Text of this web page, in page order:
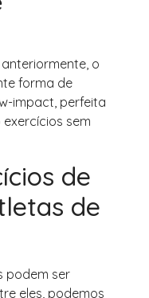
o
forma de
impact, perfeita
sem
de
de
podem ser
eles, podemos